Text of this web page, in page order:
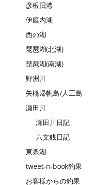
彦根旧港
伊庭内湖
西の湖
琵琶湖(北湖)
琵琶湖(南湖)
野洲川
矢橋帰帆島/人工島
瀬田川
瀬田川日記
六文銭日記
東条湖
tweet-n-book釣果
お客様からの釣果